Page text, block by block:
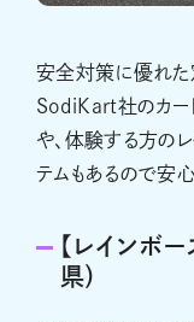
安全対策に優れた
SodiKart社のカー
や、体験する方の
テムもあるので安心
【レインボ
県）